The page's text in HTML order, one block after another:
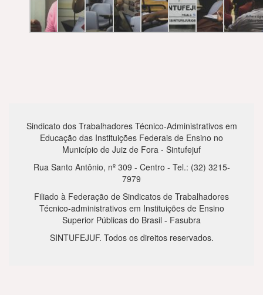
Sindicato dos Trabalhadores Técnico-Administrativos em
Educação das Instituições Federais de Ensino no
Município de Juiz de Fora - Sintufejuf
Rua Santo Antônio, nº 309 - Centro - Tel.: (32) 3215-
7979
Filiado à Federação de Sindicatos de Trabalhadores
Técnico-administrativos em Instituições de Ensino
Superior Públicas do Brasil - Fasubra
SINTUFEJUF. Todos os direitos reservados.